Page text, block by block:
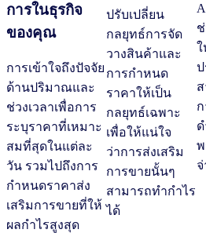
การในธุรกิจ
ของคุณ
การเข้าใจถึงปัจจัย
ด้านปริมาณและ
ช่วงเวลาเพื่อการ
ระบุราคาที่เหมาะ
สมที่สุดในแต่ละ
วัน รวมไปถึงการ
กำหนดราคาส่ง
เสริมการขายที่ให้
ผลกำไรสูงสุด
ปรับเปลี่ยน
กลยุทธ์การจัด
วางสินค้าและ
การกำหนด
ราคาให้เป็น
กลยุทธ์เฉพาะ
เพื่อให้แน่ใจ
ว่าการส่งเสริม
การขายนั้นๆ
สามารถทำกำไร
ได้
ใ
ป